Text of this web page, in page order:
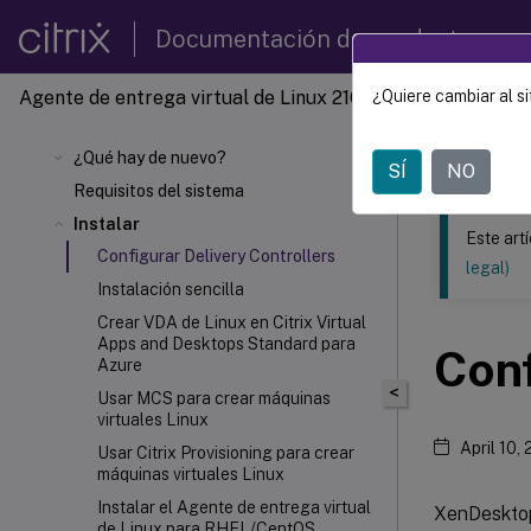
Documentación de productos
Agente de entrega virtual de Linux 2104
¿Qué hay de nuevo?
Requisitos del sistema
Instalar
Configurar Delivery Controllers
Instalación sencilla
Crear VDA de Linux en Citrix Virtual
Apps and Desktops Standard para
Azure
Usar MCS para crear máquinas
virtuales Linux
Usar Citrix Provisioning para crear
máquinas virtuales Linux
Instalar el Agente de entrega virtual
Este
<
Este
legal)
April 10,
¿Quiere cambiar al
SÍ NO